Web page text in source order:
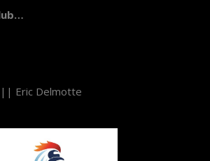
|| Eric Delmotte